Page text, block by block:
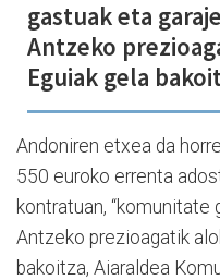
gastuak eta
Antzeko
Eguiak gela
Andoniren etxea da
550 euroko errenta
kontratuan, “komunitate
Antzeko prezioagatik
bakoitza, Aiaraldea